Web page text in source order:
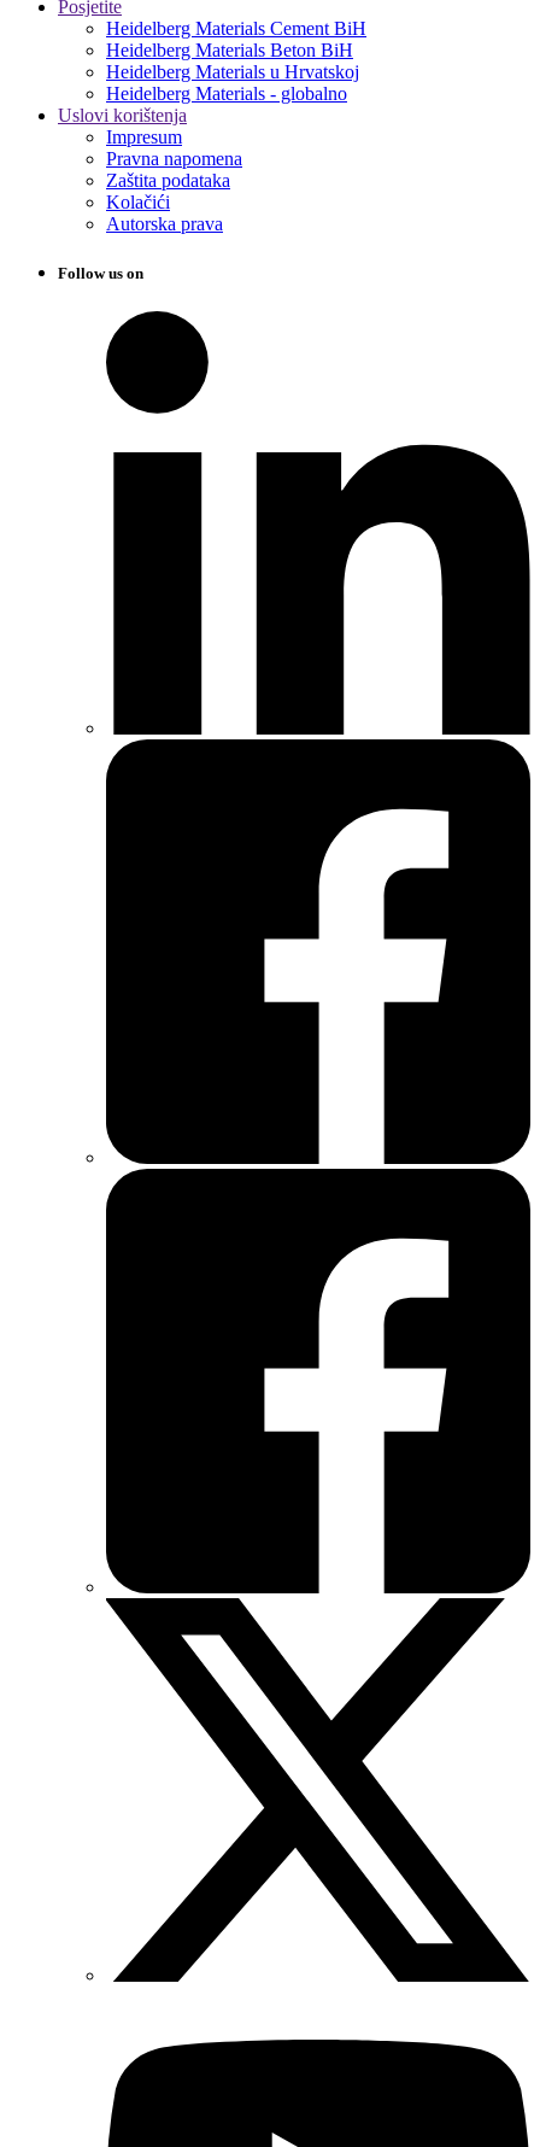
Posjetite
Heidelberg Materials Cement BiH
Heidelberg Materials Beton BiH
Heidelberg Materials u Hrvatskoj
Heidelberg Materials - globalno
Uslovi korištenja
Impresum
Pravna napomena
Zaštita podataka
Kolačići
Autorska prava
Follow us on